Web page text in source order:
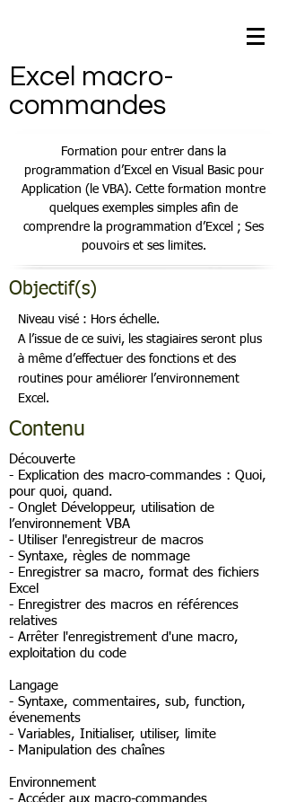
Excel macro-
commandes
Formation pour entrer dans la
programmation d’Excel en Visual Basic pour
Application (le VBA). Cette formation montre
quelques exemples simples afin de
comprendre la programmation d’Excel ; Ses
pouvoirs et ses limites.
Objectif(s)
Niveau visé : Hors échelle.
A l’issue de ce suivi, les stagiaires seront plus
à même d’effectuer des fonctions et des
routines pour améliorer l’environnement
Excel.
Contenu
Découverte
- Explication des macro-commandes : Quoi,
pour quoi, quand.
- Onglet Développeur, utilisation de
l’environnement VBA
- Utiliser l'enregistreur de macros
- Syntaxe, règles de nommage
- Enregistrer sa macro, format des fichiers
Excel
- Enregistrer des macros en références
relatives
- Arrêter l'enregistrement d'une macro,
exploitation du code
Langage
- Syntaxe, commentaires, sub, function,
évenements
- Variables, Initialiser, utiliser, limite
- Manipulation des chaînes
Environnement
- Accéder aux macro-commandes